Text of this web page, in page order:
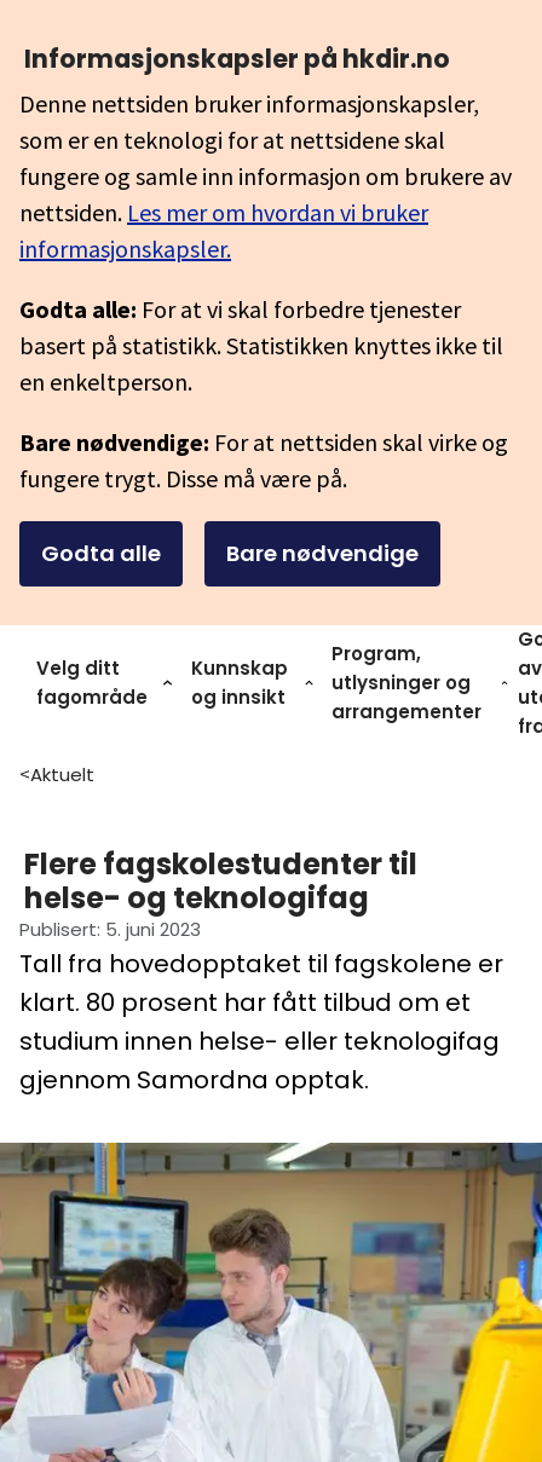
Informasjonskapsler på hkdir.no
Denne nettsiden bruker informasjonskapsler,
som er en teknologi for at nettsidene skal
fungere og samle inn informasjon om brukere av
nettsiden. Les mer om hvordan vi bruker
informasjonskapsler.
Godta alle: For at vi skal forbedre tjenester
basert på statistikk. Statistikken knyttes ikke til
en enkeltperson.
Bare nødvendige: For at nettsiden skal virke og
fungere trygt. Disse må være på.
Godta alle Bare nødvendige
Velg ditt
fagområde
Kunnskap
og innsikt
Program,
utlysninger og
arrangementer
av
>Aktuelt
Flere fagskolestudenter til
helse- og teknologifag
Publisert: 5. juni 2023
Tall fra hovedopptaket til fagskolene er
klart. 80 prosent har fått tilbud om et
studium innen helse- eller teknologifag
gjennom Samordna opptak.